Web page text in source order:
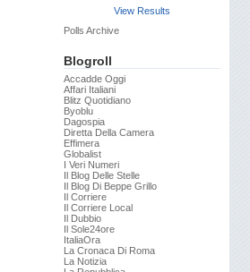
View Results
Polls Archive
Blogroll
Accadde Oggi
Affari Italiani
Blitz Quotidiano
Byoblu
Dagospia
Diretta Della Camera
Effimera
Globalist
I Veri Numeri
Il Blog Delle Stelle
Il Blog Di Beppe Grillo
Il Corriere
Il Corriere Local
Il Dubbio
Il Sole24ore
ItaliaOra
La Cronaca Di Roma
La Notizia